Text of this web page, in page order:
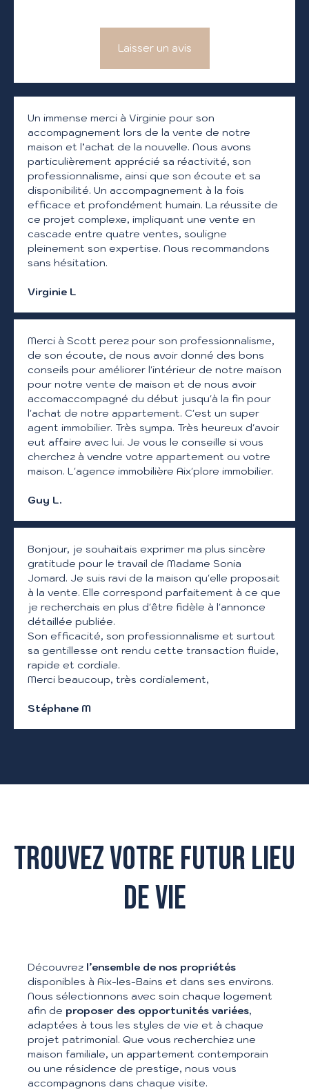
Laisser un avis
Un immense merci à Virginie pour son
accompagnement lors de la vente de notre
maison et l’achat de la nouvelle. Nous avons
particulièrement apprécié sa réactivité, son
professionnalisme, ainsi que son écoute et sa
disponibilité. Un accompagnement à la fois
efficace et profondément humain. La réussite de
ce projet complexe, impliquant une vente en
cascade entre quatre ventes, souligne
pleinement son expertise. Nous recommandons
sans hésitation.
Virginie L
Merci à Scott perez pour son professionnalisme,
de son écoute, de nous avoir donné des bons
conseils pour améliorer l'intérieur de notre maison
pour notre vente de maison et de nous avoir
accomaccompagné du début jusqu'à la fin pour
l'achat de notre appartement. C'est un super
agent immobilier. Très sympa. Très heureux d'avoir
eut affaire avec lui. Je vous le conseille si vous
cherchez à vendre votre appartement ou votre
maison. L'agence immobilière Aix'plore immobilier.
Guy L.
Bonjour, je souhaitais exprimer ma plus sincère
gratitude pour le travail de Madame Sonia
Jomard. Je suis ravi de la maison qu'elle proposait
à la vente. Elle correspond parfaitement à ce que
je recherchais en plus d'être fidèle à l'annonce
détaillée publiée.
Son efficacité, son professionnalisme et surtout
sa gentillesse ont rendu cette transaction fluide,
rapide et cordiale.
Merci beaucoup, très cordialement,
Stéphane M
TROUVEZ VOTRE FUTUR LIEU
DE VIE
Découvrez l’ensemble de nos propriétés
disponibles à Aix-les-Bains et dans ses environs.
Nous sélectionnons avec soin chaque logement
afin de proposer des opportunités variées,
adaptées à tous les styles de vie et à chaque
projet patrimonial. Que vous recherchiez une
maison familiale, un appartement contemporain
ou une résidence de prestige, nous vous
accompagnons dans chaque visite.